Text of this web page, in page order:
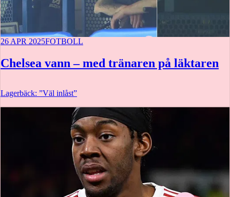
26 APR 2025FOTBOLL
Chelsea vann – med tränaren på läktaren
Lagerbäck: ”Väl inlåst”